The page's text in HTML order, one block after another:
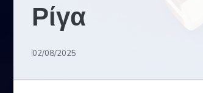
Ρίγα
02/08/2025